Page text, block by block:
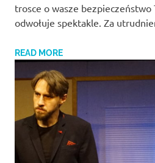
trosce o wasze bezpieczeństwo
odwołuje spektakle. Za
READ MORE